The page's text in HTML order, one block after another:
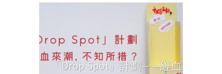
「Drop Spot」計劃——經血